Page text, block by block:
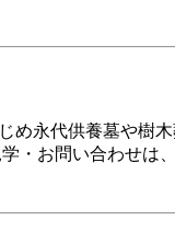
め永代供養墓や樹
・お問い合わせは